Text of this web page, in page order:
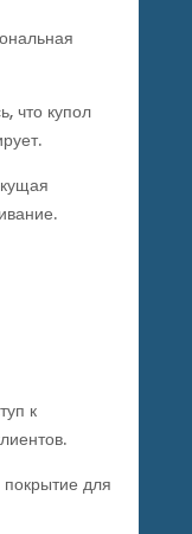
что купол
к
для